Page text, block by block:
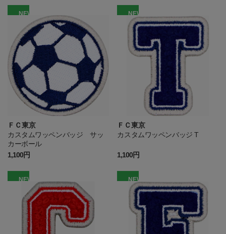
NEW
ＦＣ東京
カスタムワッペンバッジ サッ
カーボール
1,100円
NEW
ＦＣ東京
カスタムワッペンバッジ T
1,100円
NEW NEW